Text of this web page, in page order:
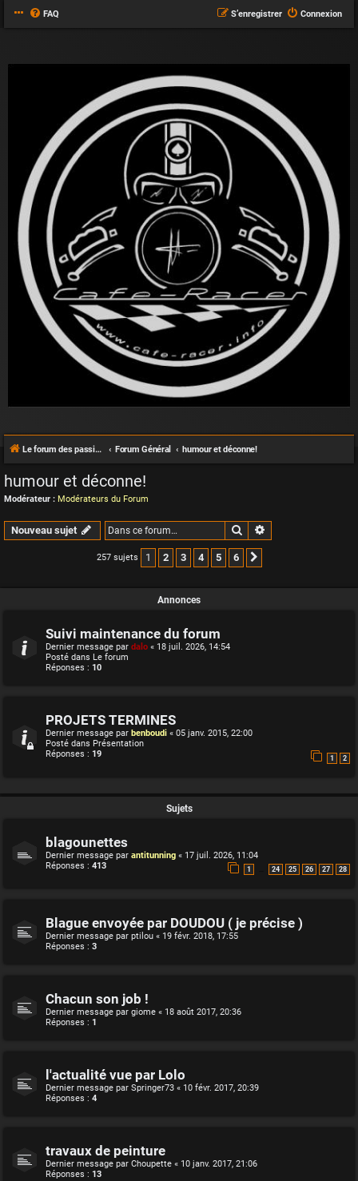
FAQ Connexion
S’enregistrer
Le forum des passionnés de Café Racer Forum Général humour et déconne!
humour et déconne!
Modérateur : Modérateurs du Forum
Nouveau sujet Rechercher
257 sujets 1 2 3 4 5 6
Annonces
Suivi maintenance du forum
Dernier message par dalo « 18 juil. 2026, 14:54
Posté dans Le forum
Réponses : 10
PROJETS TERMINES
Dernier message par benboudi « 05 janv. 2015, 22:00
Posté dans Présentation
Réponses : 19 1 2
Sujets
blagounettes
Dernier message par antitunning « 17 juil. 2026, 11:04
Réponses : 413 1 24 25 26 27 28
Blague envoyée par DOUDOU ( je précise )
Dernier message par ptilou « 19 févr. 2018, 17:55
Réponses : 3
Chacun son job !
Dernier message par giome « 18 août 2017, 20:36
Réponses : 1
l'actualité vue par Lolo
Dernier message par Springer73 « 10 févr. 2017, 20:39
Réponses : 4
travaux de peinture
Dernier message par Choupette « 10 janv. 2017, 21:06
Réponses : 13